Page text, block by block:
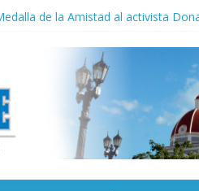
militar activo para jóvenes en
a segunda edición de Beca para
aniversario 65 con jornada